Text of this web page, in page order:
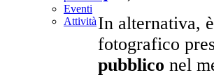
Eventi
Attività In alternativa,
fotografico
pubblico nel